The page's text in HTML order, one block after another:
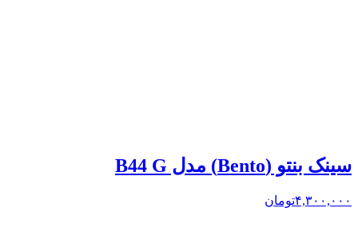
سینک بنتو (Bento) مدل B44 G
۴,۳۰۰,۰۰۰تومان